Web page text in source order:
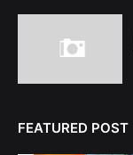
FEATURED POST